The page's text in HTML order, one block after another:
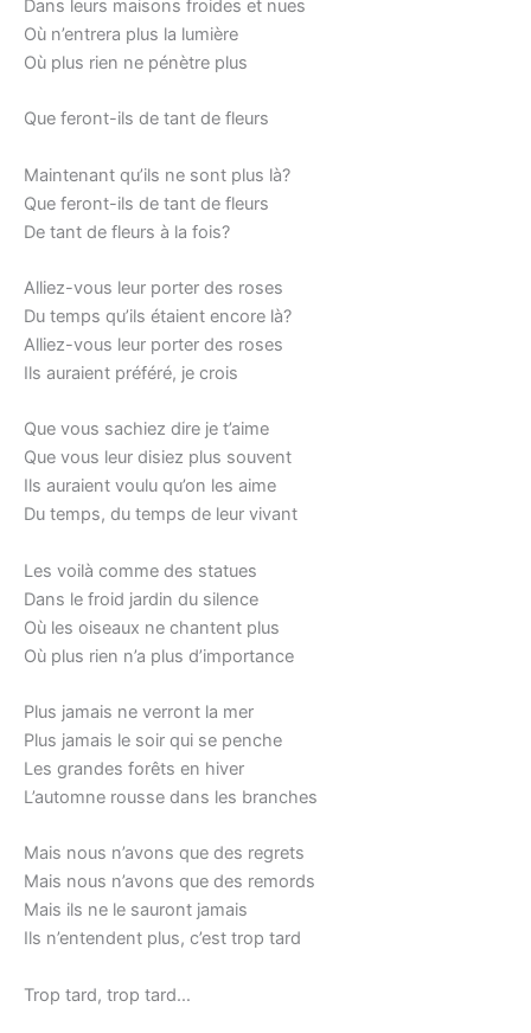
Dans leurs maisons froides et nues
Où n’entrera plus la lumière
Où plus rien ne pénètre plus
Que feront-ils de tant de fleurs
Maintenant qu’ils ne sont plus là?
Que feront-ils de tant de fleurs
De tant de fleurs à la fois?
Alliez-vous leur porter des roses
Du temps qu’ils étaient encore là?
Alliez-vous leur porter des roses
Ils auraient préféré, je crois
Que vous sachiez dire je t’aime
Que vous leur disiez plus souvent
Ils auraient voulu qu’on les aime
Du temps, du temps de leur vivant
Les voilà comme des statues
Dans le froid jardin du silence
Où les oiseaux ne chantent plus
Où plus rien n’a plus d’importance
Plus jamais ne verront la mer
Plus jamais le soir qui se penche
Les grandes forêts en hiver
L’automne rousse dans les branches
Mais nous n’avons que des regrets
Mais nous n’avons que des remords
Mais ils ne le sauront jamais
Ils n’entendent plus, c’est trop tard
Trop tard, trop tard…